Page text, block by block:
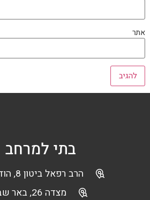
אתר
בתי למרחב
הרב רפאל ביטון 8, הוד השרון
מצדה 26, באר שבע